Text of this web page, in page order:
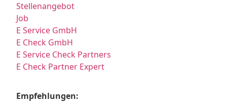
Stellenangebot
Job
E Service GmbH
E Check GmbH
E Service Check Partners
E Check Partner Expert
Empfehlungen: